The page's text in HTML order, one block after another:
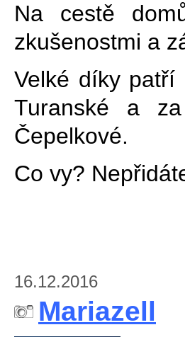
Na cestě
zkušenostmi a
Velké díky patří
Turanské a
Čepelkové.
Co vy?
16.12.2016
Mariazell